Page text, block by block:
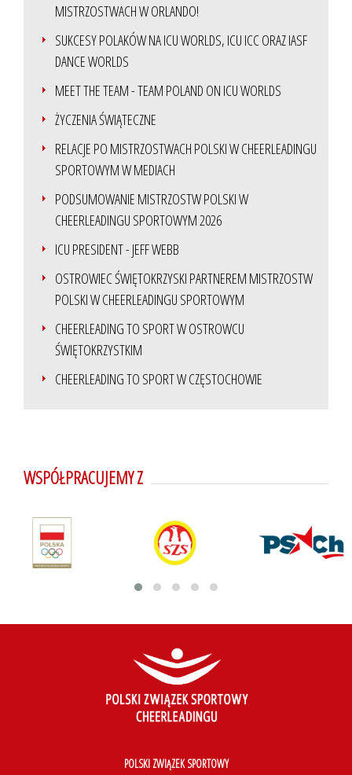
MISTRZOSTWACH W ORLANDO!
SUKCESY POLAKÓW NA ICU WORLDS, ICU ICC ORAZ IASF
DANCE WORLDS
MEET THE TEAM - TEAM POLAND ON ICU WORLDS
ŻYCZENIA ŚWIĄTECZNE
RELACJE PO MISTRZOSTWACH POLSKI W CHEERLEADINGU
SPORTOWYM W MEDIACH
PODSUMOWANIE MISTRZOSTW POLSKI W
CHEERLEADINGU SPORTOWYM 2026
ICU PRESIDENT - JEFF WEBB
OSTROWIEC ŚWIĘTOKRZYSKI PARTNEREM MISTRZOSTW
POLSKI W CHEERLEADINGU SPORTOWYM
CHEERLEADING TO SPORT W OSTROWCU
ŚWIĘTOKRZYSTKIM
CHEERLEADING TO SPORT W CZĘSTOCHOWIE
WSPÓŁPRACUJEMY Z
POLSKI ZWIĄZEK SPORTOWY